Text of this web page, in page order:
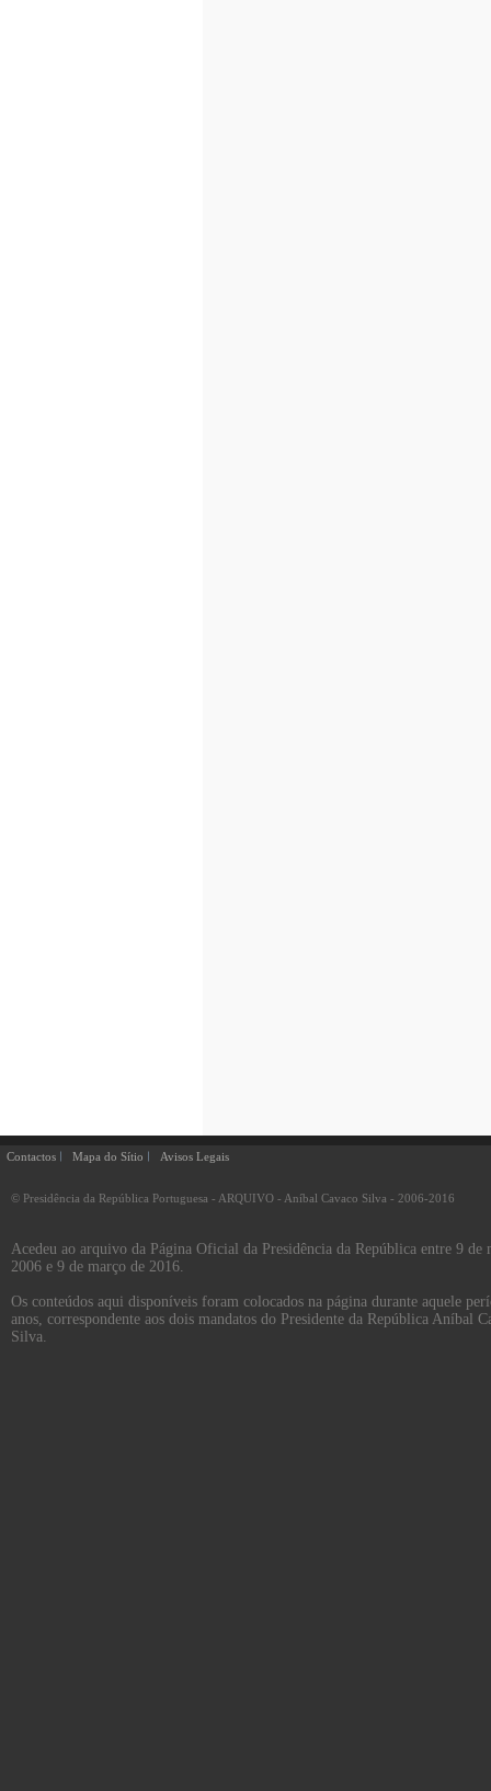
Contactos Mapa do Sítio Avisos Legais
© Presidência da República Portuguesa - ARQUIVO - Aníbal Cavaco Silva - 2006-2016
Acedeu ao arquivo da Página Oficial da Presidência da República entre 9 de
2006 e 9 de março de 2016.
Os conteúdos aqui disponíveis foram colocados na página durante aquele
anos, correspondente aos dois mandatos do Presidente da República Aníbal
Silva.